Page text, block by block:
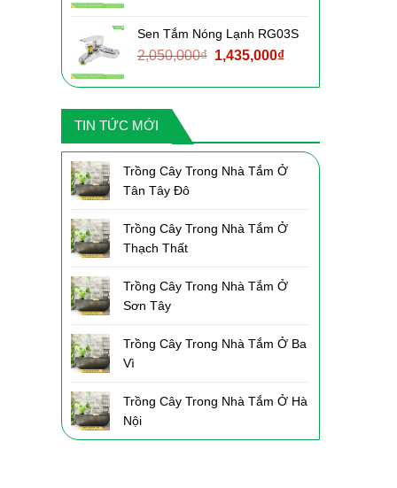
3,090,000₫.là:
2,160,000₫.
Sen Tắm Nóng Lạnh RG03S
2,050,000₫ Giá
là:
1,435,000₫Giá
tại
TIN TỨC MỚI
Trồng Cây Trong Nhà Tắm Ở
Tân Tây Đô
Trồng Cây Trong Nhà Tắm Ở
Thạch Thất
Trồng Cây Trong Nhà Tắm Ở
Sơn Tây
Trồng Cây Trong Nhà Tắm Ở Ba
Vì
Trồng Cây Trong Nhà Tắm Ở Hà
Nội